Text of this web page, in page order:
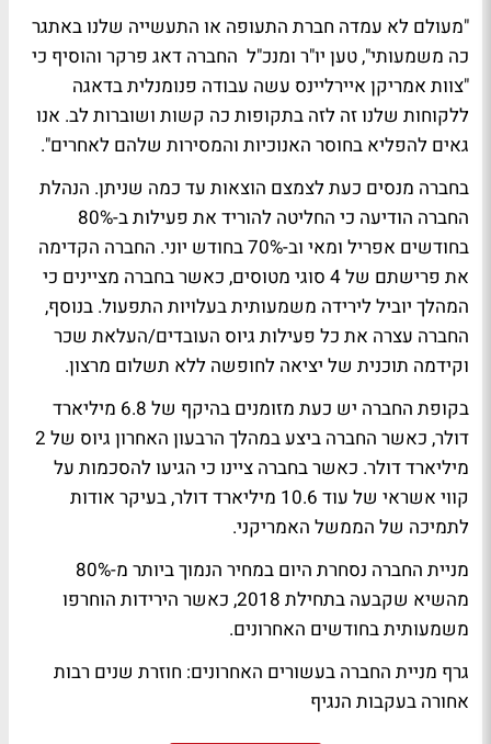
"מעולם לא עמדה חברת התעופה או התעשייה שלנו באתגר
כה משמעותי", טען יו"ר ומנכ"ל החברה דאג פרקר והוסיף כי
"צוות אמריקן איירליינס עשה עבודה פנומנלית בדאגה
ללקוחות שלנו זה לזה בתקופות כה קשות ושוברות לב. אנו
גאים להפליא בחוסר האנוכיות והמסירות שלהם לאחרים".
בחברה מנסים כעת לצמצם הוצאות עד כמה שניתן. הנהלת
החברה הודיעה כי החליטה להוריד את פעילות ב-80%
בחודשים אפריל ומאי וב-70% בחודש יוני. החברה הקדימה
את פרישתם של 4 סוגי מטוסים, כאשר בחברה מציינים כי
המהלך יוביל לירידה משמעותית בעלויות התפעול. בנוסף,
החברה עצרה את כל פעילות גיוס העובדים/העלאת שכר
וקידמה תוכנית של יציאה לחופשה ללא תשלום מרצון.
בקופת החברה יש כעת מזומנים בהיקף של 6.8 מיליארד
דולר, כאשר החברה ביצע במהלך הרבעון האחרון גיוס של 2
מיליארד דולר. כאשר בחברה ציינו כי הגיעו להסכמות על
קווי אשראי של עוד 10.6 מיליארד דולר, בעיקר אודות
לתמיכה של הממשל האמריקני.
מניית החברה נסחרת היום במחיר הנמוך ביותר מ-80%
מהשיא שקבעה בתחילת 2018, כאשר הירידות הוחרפו
משמעותית בחודשים האחרונים.
גרף מניית החברה בעשורים האחרונים: חוזרת שנים רבות
אחורה בעקבות הנגיף